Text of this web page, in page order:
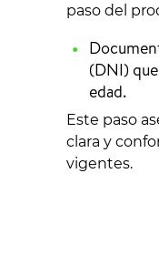
paso del
(DNI)
edad.
Este paso
clara y
vigentes.